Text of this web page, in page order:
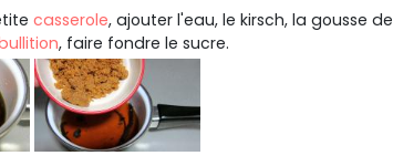
casserole, ajouter l'eau, le kirsch, la gousse de
, faire fondre le sucre.